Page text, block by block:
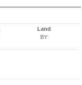
Land
BY